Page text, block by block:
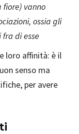
fiore) vanno
ossia gli
di esse
loro affinità: è il
senso ma
per avere